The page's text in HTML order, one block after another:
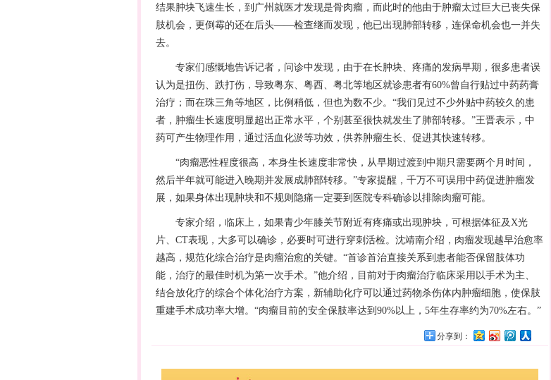
结果肿块飞速生长，到广州就医才发现是骨肉瘤，而此时的他由于肿瘤太过巨大已丧失保
肢机会，更倒霉的还在后头——检查继而发现，他已出现肺部转移，连保命机会也一并失
去。
专家们感慨地告诉记者，问诊中发现，由于在长肿块、疼痛的发病早期，很多患者误
认为是扭伤、跌打伤，导致粤东、粤西、粤北等地区就诊患者有60%曾自行贴过中药药膏
治疗；而在珠三角等地区，比例稍低，但也为数不少。“我们见过不少外贴中药较久的患
者，肿瘤生长速度明显超出正常水平，个别甚至很快就发生了肺部转移。”王晋表示，中
药可产生物理作用，通过活血化淤等功效，供养肿瘤生长、促进其快速转移。
“肉瘤恶性程度很高，本身生长速度非常快，从早期过渡到中期只需要两个月时间，
然后半年就可能进入晚期并发展成肺部转移。”专家提醒，千万不可误用中药促进肿瘤发
展，如果身体出现肿块和不规则隐痛一定要到医院专科确诊以排除肉瘤可能。
专家介绍，临床上，如果青少年膝关节附近有疼痛或出现肿块，可根据体征及X光
片、CT表现，大多可以确诊，必要时可进行穿刺活检。沈靖南介绍，肉瘤发现越早治愈率
越高，规范化综合治疗是肉瘤治愈的关键。“首诊首治直接关系到患者能否保留肢体功
能，治疗的最佳时机为第一次手术。”他介绍，目前对于肉瘤治疗临床采用以手术为主、
结合放化疗的综合个体化治疗方案，新辅助化疗可以通过药物杀伤体内肿瘤细胞，使保肢
重建手术成功率大增。“肉瘤目前的安全保肢率达到90%以上，5年生存率约为70%左右。”
分享到：